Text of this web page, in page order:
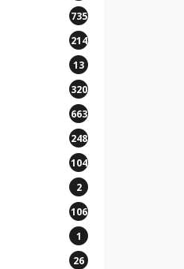
735
214
13
320
663
248
104
2
106
1
26